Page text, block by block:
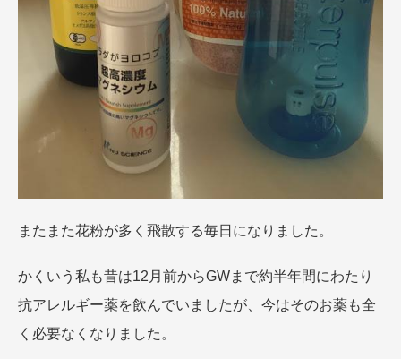
またまた花粉が多く飛散する毎日になりました。
かくいう私も昔は12月前からGWまで約半年間にわたり
抗アレルギー薬を飲んでいましたが、今はそのお薬も全
く必要なくなりました。